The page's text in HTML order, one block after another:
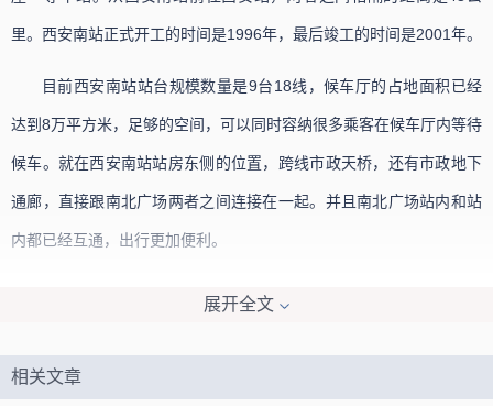
里。西安南站正式开工的时间是1996年，最后竣工的时间是2001年。
目前西安南站站台规模数量是9台18线，候车厅的占地面积已经
达到8万平方米，足够的空间，可以同时容纳很多乘客在候车厅内等待
候车。就在西安南站站房东侧的位置，跨线市政天桥，还有市政地下
通廊，直接跟南北广场两者之间连接在一起。并且南北广场站内和站
内都已经互通，出行更加便利。
展开全文
相关文章